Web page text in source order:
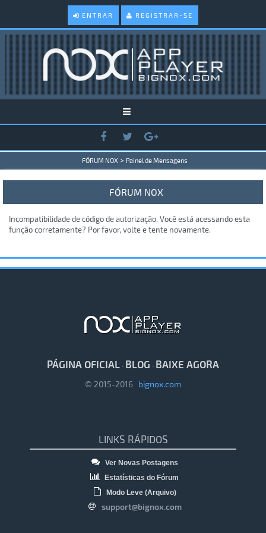
ENTRAR REGISTRAR-SE
FÓRUM NOX > Painel de Mensagens
FÓRUM NOX
Incompatibilidade de código de autorização. Você está acessando esta
função corretamente? Por favor, volte e tente novamente.
PÁGINA OFICIAL · BLOG · BAIXE AGORA
© 2015-2016 bignox.com
LINKS RÁPIDOS
Ver Novas Postagens
Estatísticas do Fórum
Modo Leve (Arquivo)
support@bignox.com